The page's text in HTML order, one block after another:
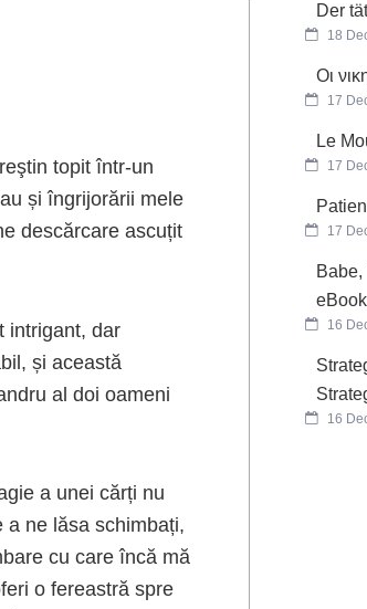
topit într-un
și îngrijorării mele
descărcare ascuțit
intrigant, dar
și această
al doi oameni
a unei cărți nu
ne lăsa schimbați,
cu care încă mă
o fereastră spre
Der
18
Οι
17
Le
17
17
16
16